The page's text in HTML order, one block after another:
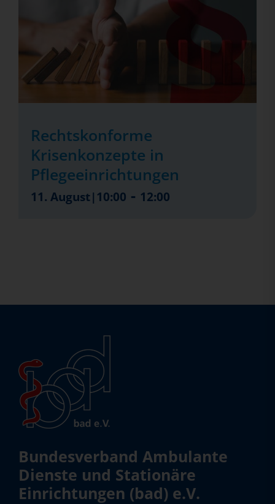
Rechtskonforme
Krisenkonzepte in
Pflegeeinrichtungen
11. August|10:00 - 12:00
Bundesverband Ambulante
Dienste und Stationäre
Einrichtungen (bad) e.V.